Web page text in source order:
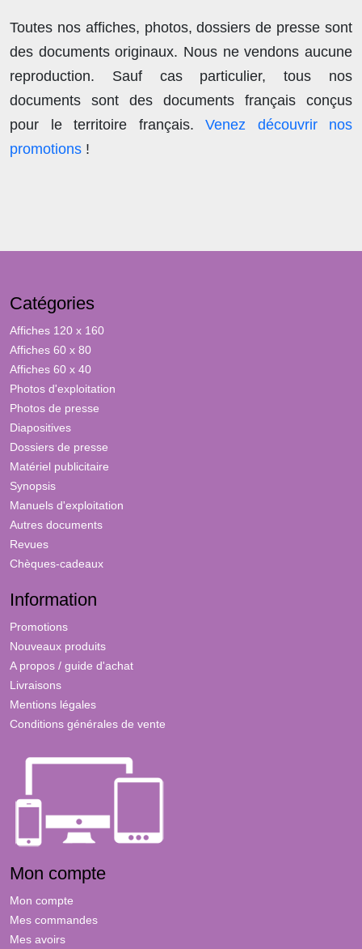
Toutes nos affiches, photos, dossiers de presse sont
des documents originaux. Nous ne vendons aucune
reproduction. Sauf cas particulier, tous nos
documents sont des documents français conçus
pour le territoire français. Venez découvrir nos
promotions !
Catégories
Affiches 120 x 160
Affiches 60 x 80
Affiches 60 x 40
Photos d'exploitation
Photos de presse
Diapositives
Dossiers de presse
Matériel publicitaire
Synopsis
Manuels d'exploitation
Autres documents
Revues
Chèques-cadeaux
Information
Promotions
Nouveaux produits
A propos / guide d'achat
Livraisons
Mentions légales
Conditions générales de vente
Mon compte
Mon compte
Mes commandes
Mes avoirs